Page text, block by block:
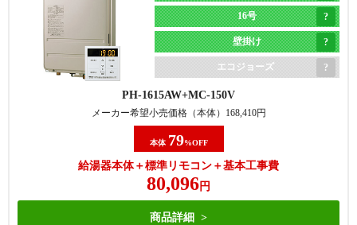
本体 60%OFF
給湯器本体＋標準リモコン＋基本工事費
商品詳細
ョーズ] [屋外据置型] [20号] [オート] [給水・給湯接続
20A] [W534×H670×D240mm] [メタリックベージュ]
据置タイプ(1つ穴)
に交換
16号
壁掛け
エコジョーズ
PH-1615AW MC-150V
メーカー希望小売価格（本体） 168,410円
本体 79%OFF
給湯器本体＋標準リモコン＋基本工事費
80,096 円
商品詳細